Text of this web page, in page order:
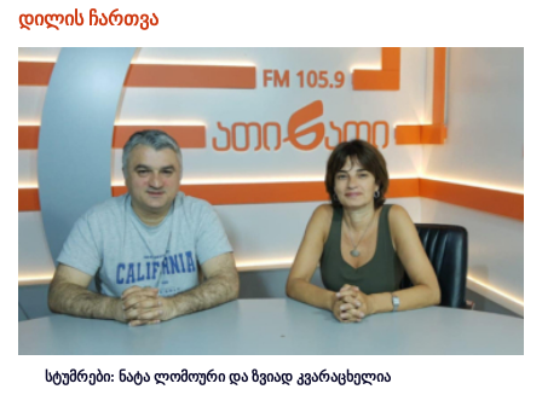
დილის ჩართვა
სტუმრები: ნატა ლომოური და ზვიად კვარაცხელია